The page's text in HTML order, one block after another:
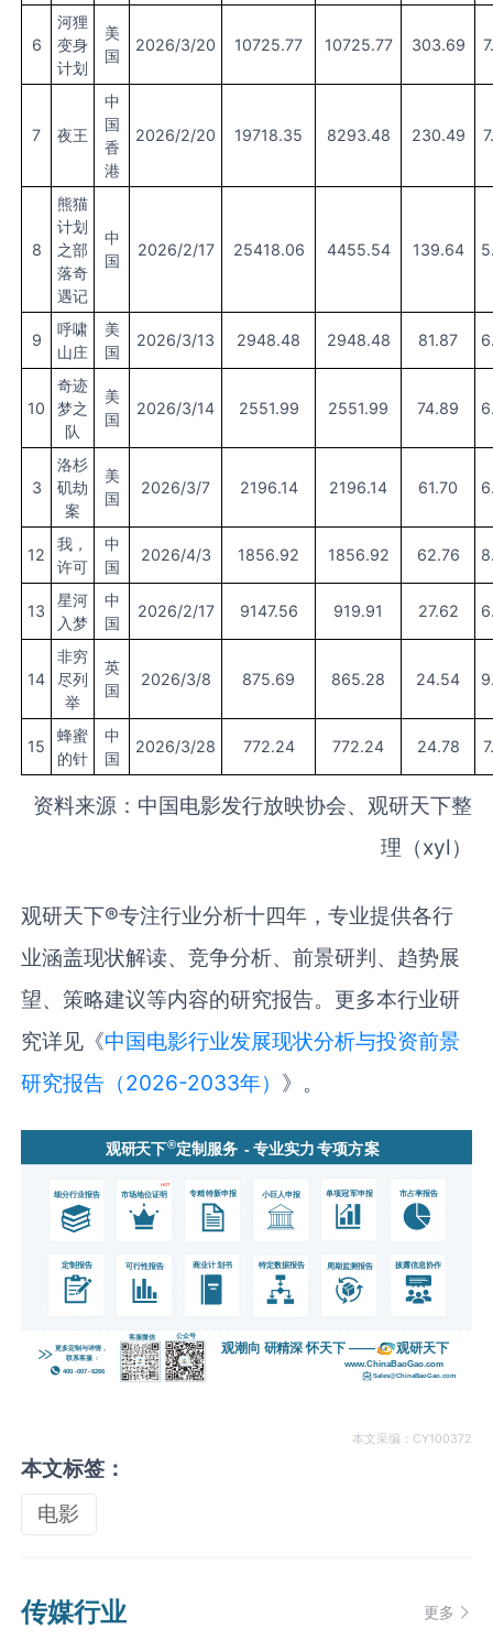
6
河狸
变身
计划
美
国
2026/3/20 10725.77 10725.77 303.69
7 夜王
中
国
香
港
2026/2/20 19718.35 8293.48 230.49
8
熊猫
计划
之部
落奇
遇记
中
国
2026/2/17 25418.06 4455.54 139.64
9
呼啸
山庄
美
国
2026/3/13 2948.48 2948.48 81.87
10
奇迹
梦之
队
美
国
2026/3/14 2551.99 2551.99 74.89
3
洛杉
矶劫
案
美
国
2026/3/7 2196.14 2196.14 61.70
12
我，
许可
中
国
2026/4/3 1856.92 1856.92 62.76
13
星河
入梦
中
国
2026/2/17 9147.56 919.91 27.62
14
非穷
尽列
举
英
国
2026/3/8 875.69 865.28 24.54
15
蜂蜜
的针
中
国
2026/3/28 772.24 772.24 24.78
资料来源：中国电影发行放映协会、观研天下整
理（xyl）
观研天下®专注行业分析十四年，专业提供各行
业涵盖现状解读、竞争分析、前景研判、趋势展
望、策略建议等内容的研究报告。更多本行业研
究详见《中国电影行业发展现状分析与投资前景
研究报告（2026-2033年） 》。
本文采编：CY100372
本文标签：
电影
传媒行业 更多